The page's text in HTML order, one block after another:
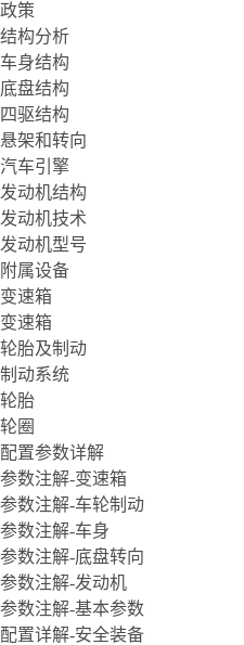
政策
结构分析
车身结构
底盘结构
四驱结构
悬架和转向
汽车引擎
发动机结构
发动机技术
发动机型号
附属设备
变速箱
变速箱
轮胎及制动
制动系统
轮胎
轮圈
配置参数详解
参数注解-变速箱
参数注解-车轮制动
参数注解-车身
参数注解-底盘转向
参数注解-发动机
参数注解-基本参数
配置详解-安全装备